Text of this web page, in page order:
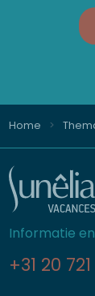
Home
Informatie
+31 20